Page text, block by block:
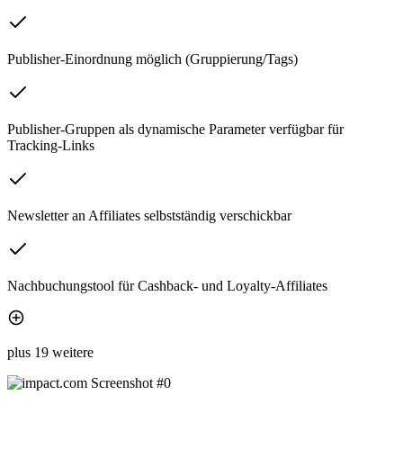
Publisher-Einordnung möglich (Gruppierung/Tags)
Publisher-Gruppen als dynamische Parameter verfügbar für
Tracking-Links
Newsletter an Affiliates selbstständig verschickbar
Nachbuchungstool für Cashback- und Loyalty-Affiliates
plus 19 weitere